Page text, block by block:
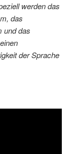
werden das
das
und das
der Sprache